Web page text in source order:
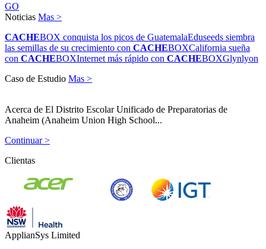
GO
Noticias Mas >
CACHEBOX conquista los picos de GuatemalaEduseeds siembra
las semillas de su crecimiento con CACHEBOXCalifornia sueña
con CACHEBOXInternet más rápido con CACHEBOXGlynlyon
Caso de Estudio Mas >
Acerca de El Distrito Escolar Unificado de Preparatorias de
Anaheim (Anaheim Union High School...
Continuar >
Clientas
ApplianSys Limited